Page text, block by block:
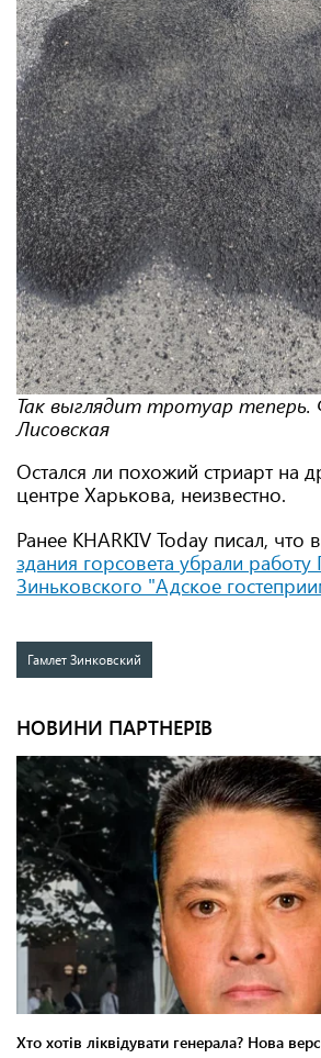
Так выглядит тротуар теперь.
Лисовская
Остался ли похожий стриарт на
центре Харькова, неизвестно.
Ранее KHARKIV Today писал, что
здания горсовета убрали работу
Зиньковского "Адское
Гамлет Зинковский